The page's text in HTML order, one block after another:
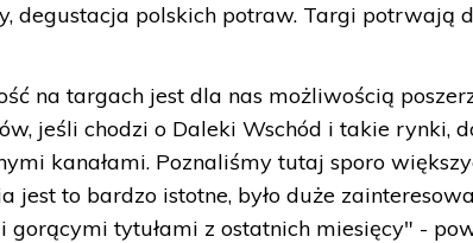
degustacja polskich potraw. Targi potrwają
na targach jest dla nas możliwością
jeśli chodzi o Daleki Wschód i takie rynki,
kanałami. Poznaliśmy tutaj sporo
jest to bardzo istotne, było duże
gorącymi tytułami z ostatnich miesięcy" -